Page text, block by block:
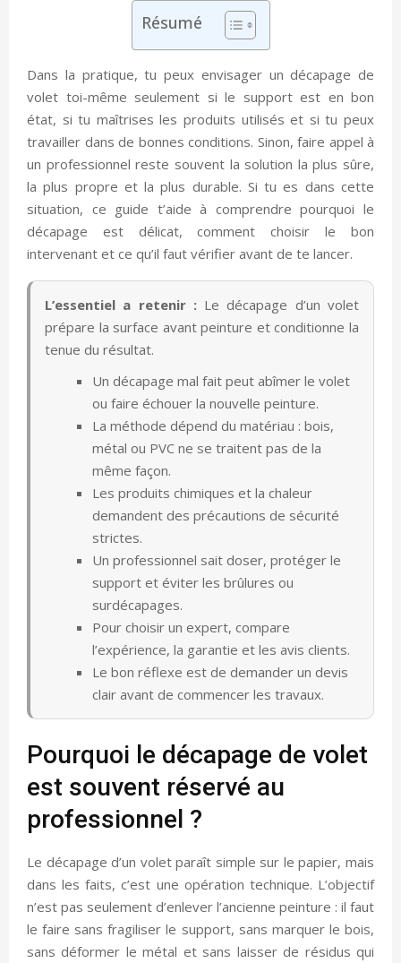
Résumé
Dans la pratique, tu peux envisager un décapage de
volet toi-même seulement si le support est en bon
état, si tu maîtrises les produits utilisés et si tu peux
travailler dans de bonnes conditions. Sinon, faire appel à
un professionnel reste souvent la solution la plus sûre,
la plus propre et la plus durable. Si tu es dans cette
situation, ce guide t’aide à comprendre pourquoi le
décapage est délicat, comment choisir le bon
intervenant et ce qu’il faut vérifier avant de te lancer.
L’essentiel a retenir :Le décapage d’un volet
prépare la surface avant peinture et conditionne la
tenue du résultat.
Un décapage mal fait peut abîmer le volet
ou faire échouer la nouvelle peinture.
La méthode dépend du matériau : bois,
métal ou PVC ne se traitent pas de la
même façon.
Les produits chimiques et la chaleur
demandent des précautions de sécurité
strictes.
Un professionnel sait doser, protéger le
support et éviter les brûlures ou
surdécapages.
Pour choisir un expert, compare
l’expérience, la garantie et les avis clients.
Le bon réflexe est de demander un devis
clair avant de commencer les travaux.
Pourquoi le décapage de volet
est souvent réservé au
professionnel ?
Le décapage d’un volet paraît simple sur le papier, mais
dans les faits, c’est une opération technique. L’objectif
n’est pas seulement d’enlever l’ancienne peinture : il faut
le faire sans fragiliser le support, sans marquer le bois,
sans déformer le métal et sans laisser de résidus qui